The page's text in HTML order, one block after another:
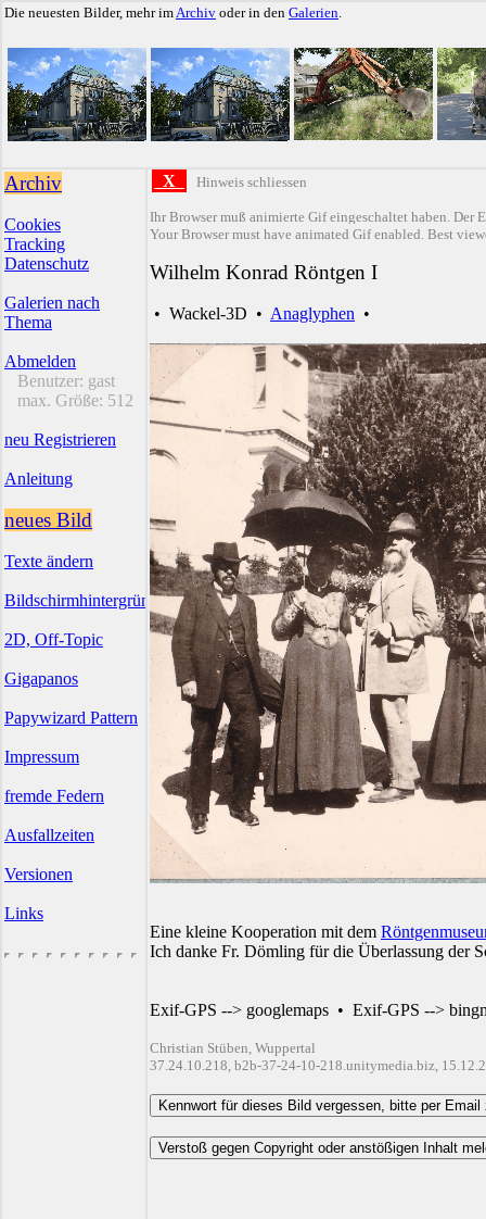
Die neuesten Bilder, mehr imArchiv oder in den Galerien.
Archiv
Cookies
Tracking
Datenschutz
Galerien nach
Thema
Abmelden
Benutzer: gast
max. Größe: 512
neu Registrieren
Anleitung
neues Bild
Texte ändern
Bildschirmhintergründe
2D, Off-Topic
Gigapanos
Papywizard Pattern
Impressum
fremde Federn
Ausfallzeiten
Versionen
Links
X Hinweis schliessen
Ihr Browser muß animierte Gif eingeschaltet haben. Der
Your Browser must have animated Gif enabled. Best
Wilhelm Konrad Röntgen I
• Wackel-3D • Anaglyphen •
Eine kleine Kooperation mit dem
Ich danke Fr. Dömling für die Überlassung der
Exif-GPS --> googlemaps • Exif-GPS -->
Christian Stüben, Wuppertal
37.24.10.218, b2b-37-24-10-218.unitymedia.biz,